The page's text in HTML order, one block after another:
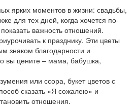
ярких моментов в жизни: свадьбы,
для тех дней, когда хочется по-
важность отношений.
к празднику. Эти цветы
знаком благодарности и
вы цените – мама, бабушка,
или ссора, букет цветов с
сказать «Я сожалею» и
отношения.